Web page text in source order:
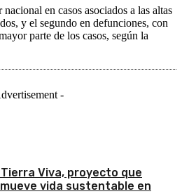
en casos asociados a las altas
y el segundo en defunciones, con
parte de los casos, según la
-
Viva, proyecto que
vida sustentable en